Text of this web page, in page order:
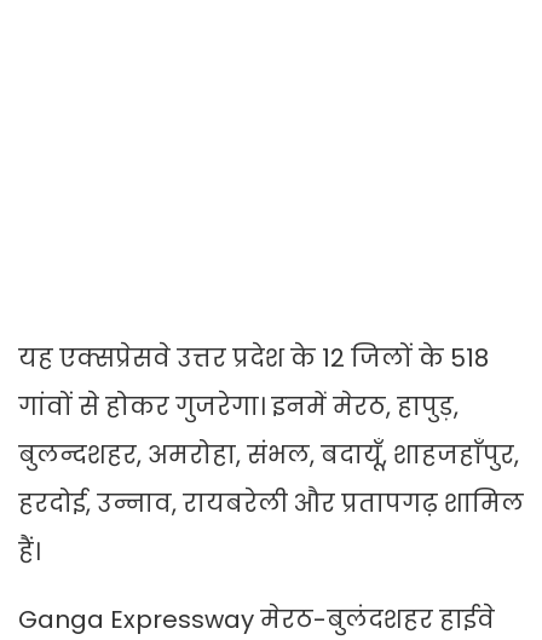
यह एक्सप्रेसवे उत्तर प्रदेश के 12 जिलों के 518
गांवों से होकर गुजरेगा। इनमें मेरठ, हापुड़,
बुलन्दशहर, अमरोहा, संभल, बदायूँ, शाहजहाँपुर,
हरदोई, उन्नाव, रायबरेली और प्रतापगढ़ शामिल
हैं।
Ganga Expressway मेरठ-बुलंदशहर हाईवे